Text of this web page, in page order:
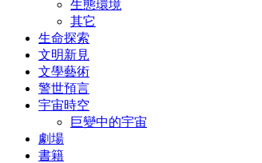
生態環境
其它
生命探索
文明新見
文學藝術
警世預言
宇宙時空
巨變中的宇宙
劇場
書籍